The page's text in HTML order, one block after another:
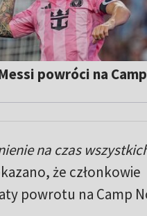
powróci na Camp
na czas
że członkowie
powrotu na Camp